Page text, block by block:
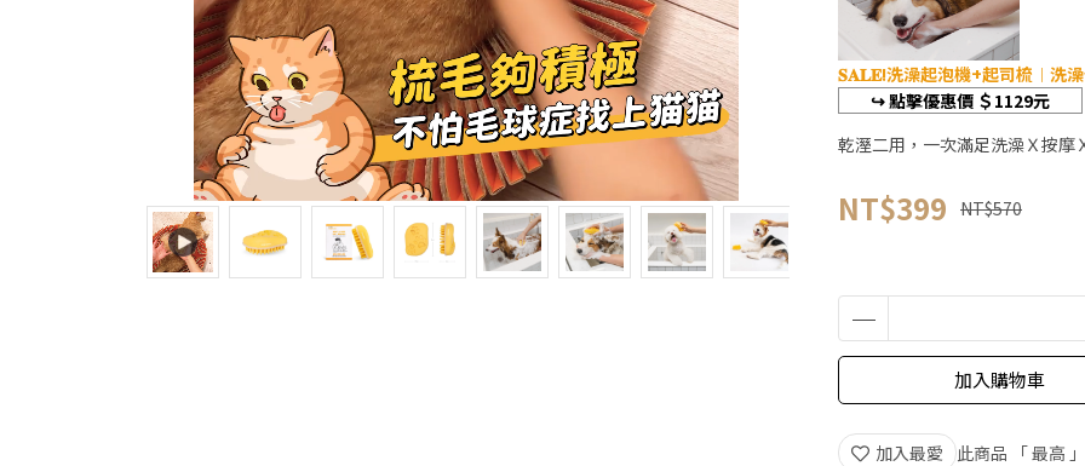
𝐒𝐀𝐋𝐄!洗澡起泡機+起司梳︱洗
↪︎ 點擊優惠價 ＄1129元
乾溼二用，一次滿足洗澡Ｘ按摩
NT$399 NT$570
加入購物車
加入最愛 此商品 「 最高